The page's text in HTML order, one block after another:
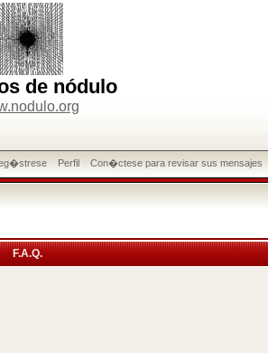
de nódulo
Perfil Con�ctese para revisar sus mensajes
F.A.Q.